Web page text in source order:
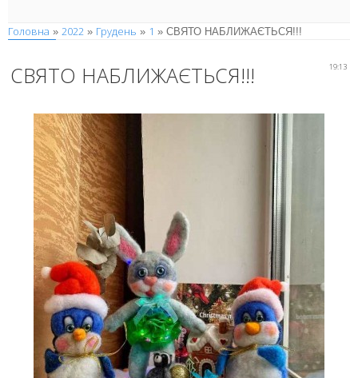
Головна » 2022 » Грудень » 1 » СВЯТО НАБЛИЖАЄТЬСЯ!!!
19:13
СВЯТО НАБЛИЖАЄТЬСЯ!!!